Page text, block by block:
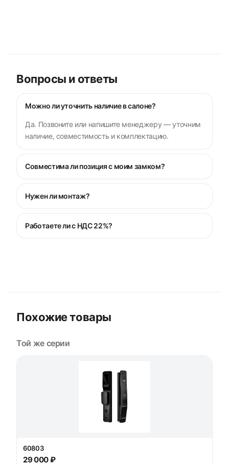
Вопросы и ответы
Можно ли уточнить наличие в салоне?
Да. Позвоните или напишите менеджеру — уточним
наличие, совместимость и комплектацию.
Совместима ли позиция с моим замком?
Нужен ли монтаж?
Работаете ли с НДС 22%?
Похожие товары
Той же серии
60803
29 000 ₽